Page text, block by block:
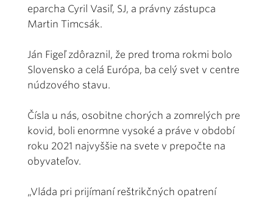
eparcha Cyril Vasiľ, SJ, a právny zástupca
Martin Timcsák.
Ján Figeľ zdôraznil, že pred troma rokmi bolo
Slovensko a celá Európa, ba celý svet v centre
núdzového stavu.
Čísla u nás, osobitne chorých a zomrelých pre
kovid, boli enormne vysoké a práve v období
roku 2021 najvyššie na svete v prepočte na
obyvateľov.
„Vláda pri prijímaní reštrikčných opatrení